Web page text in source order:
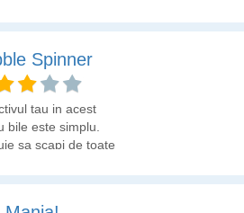
Spinner
tau in acest
bile este simplu.
sa scapi de toate